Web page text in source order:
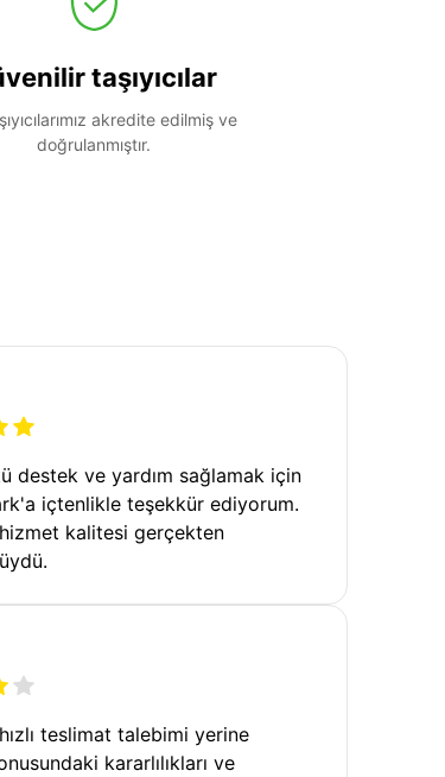
taşıyıcılar
akredite edilmiş ve
doğrulanmıştır.
destek ve yardım sağlamak için
içtenlikle teşekkür ediyorum.
kalitesi gerçekten
teslimat talebimi yerine
kararlılıkları ve